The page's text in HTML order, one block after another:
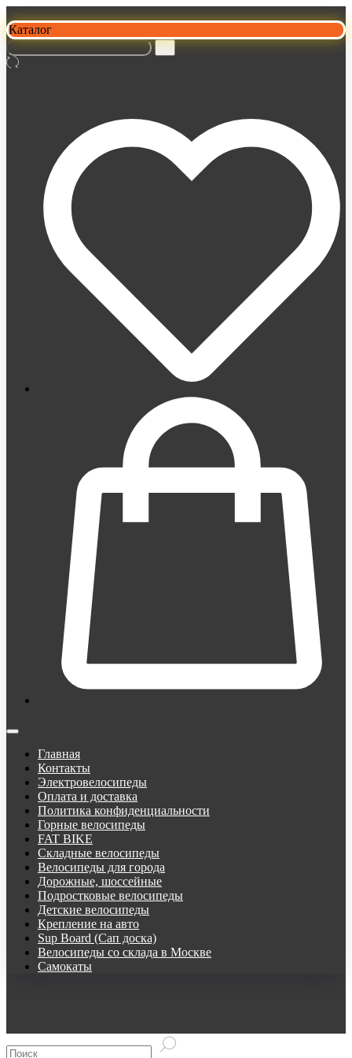
Каталог
Главная
Контакты
Электровелосипеды
Оплата и доставка
Политика конфиденциальности
Горные велосипеды
FAT BIKE
Складные велосипеды
Велосипеды для города
Дорожные, шоссейные
Подростковые велосипеды
Детские велосипеды
Крепление на авто
Sup Board (Сап доска)
Велосипеды со склада в Москве
Самокаты